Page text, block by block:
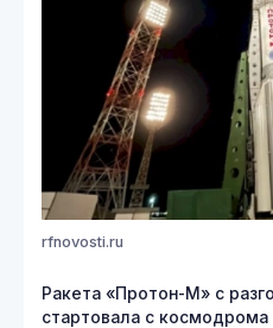
rfnovosti.ru
Ракета «Протон-М» с
стартовала с